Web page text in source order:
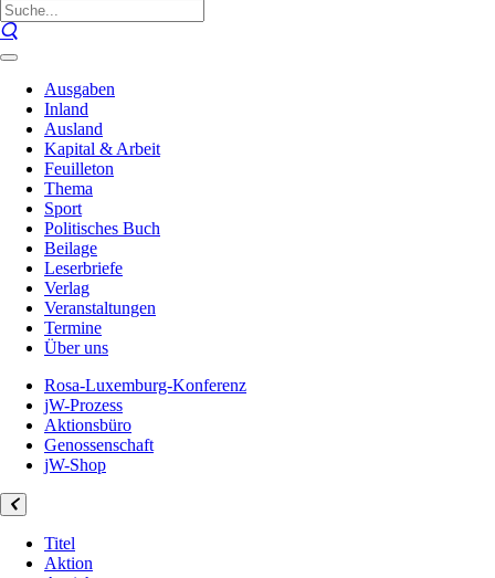
Ausgaben
Inland
Ausland
Kapital & Arbeit
Feuilleton
Thema
Sport
Politisches Buch
Beilage
Leserbriefe
Verlag
Veranstaltungen
Termine
Über uns
Rosa-Luxemburg-Konferenz
jW-Prozess
Aktionsbüro
Genossenschaft
jW-Shop
Titel
Aktion